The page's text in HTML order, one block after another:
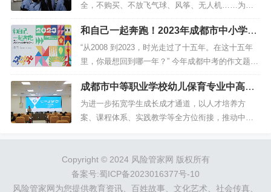
全，不购买、不放飞气球、风筝、无人机……为空
域平安贡献少年力量，为大运圆满展现蓉城担当！”
2023年6月1日下午，在成都东部新区永盛...
和自己一起奔跑！2023年成都市中小学生
首场“成长讲座”开讲
“从2008 到2023，时光走过了十五年。在这十五年
里，你最想回到哪一年？” 今年成都中考的作文题，
像是给同学们递上了一颗时间胶囊，让大家在时光
的河流中去打捞弥足珍贵的成长记忆。伴随成...
成都市中等职业学校幼儿保育专业中高职
贯通培养主题研讨活动在成都汽车职校举
行
为进一步拓宽学生成长成才通道，以人才培养方
案、课程体系、实践教学等全方位衔接，推动中高
研究院主办...
Copyright © 2024 风险管家网 版权所有
备案号:蜀ICP备2023016377号-10
风险管家网为您提供教育资讯、百姓故事、文化艺术、社会传真、